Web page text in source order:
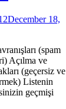
December 18,
(spam
Açılma ve
(geçersiz ve
Listenin
geçmişi